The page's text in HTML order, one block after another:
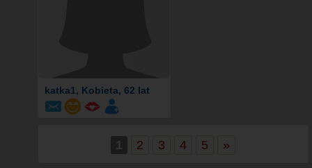
katka1, Kobieta, 62 lat
1 2 3 4 5 »